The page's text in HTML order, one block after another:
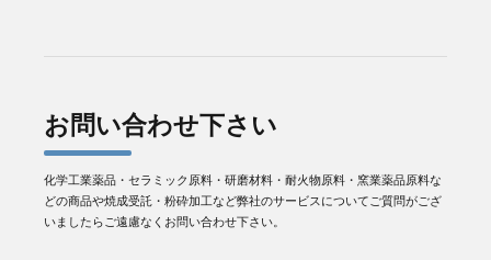
お問い合わせ下さい
化学工業薬品・セラミック原料・研磨材料・耐火物原料・窯業薬品原料な
どの商品や焼成受託・粉砕加工など弊社のサービスについてご質問がござ
いましたらご遠慮なくお問い合わせ下さい。